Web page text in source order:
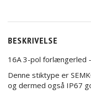
BESKRIVELSE
16A 3-pol forlængerled
Denne stiktype er
og dermed også IP67